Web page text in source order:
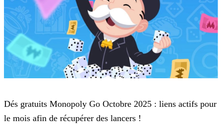
Dés gratuits Monopoly Go Octobre 2025 : liens actifs pour
le mois afin de récupérer des lancers !